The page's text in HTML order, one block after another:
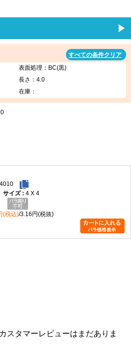
すべての条件クリア
表面処理：BC(黒)
長さ：4.0
在庫：
4 X 4
(税込) 3.16円(税抜)
スタマーレビューはまだありま